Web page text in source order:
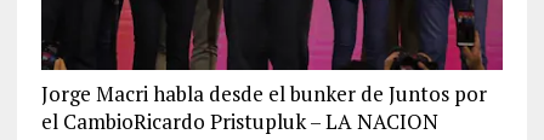
Jorge Macri habla desde el bunker de Juntos por
el CambioRicardo Pristupluk – LA NACION